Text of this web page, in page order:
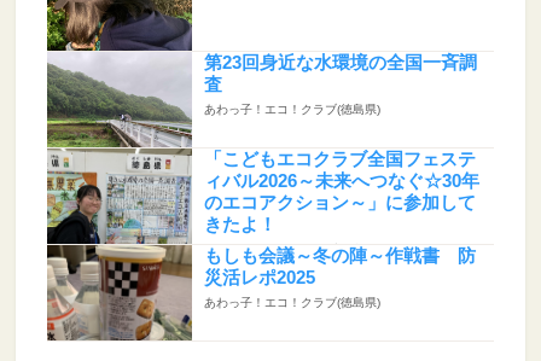
第23回身近な水環境の全国一斉調
査
あわっ子！エコ！クラブ(徳島県)
「こどもエコクラブ全国フェステ
ィバル2026～未来へつなぐ☆30年
のエコアクション～」に参加して
きたよ！
あわっ子！エコ！クラブ(徳島県)
もしも会議～冬の陣～作戦書 防
災活レポ2025
あわっ子！エコ！クラブ(徳島県)